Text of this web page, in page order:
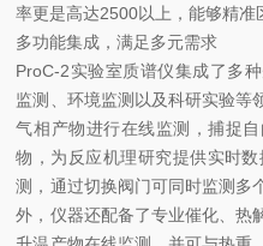
率更是高达2500以上，能够精准
多功能集成，满足多元需求
ProC-2实验室质谱仪集成了多
监测、环境监测以及科研实验等
气相产物进行在线监测，捕捉
物，为反应机理研究提供实时
测，通过切换阀门可同时监测多
外，仪器还配备了专业催化、热